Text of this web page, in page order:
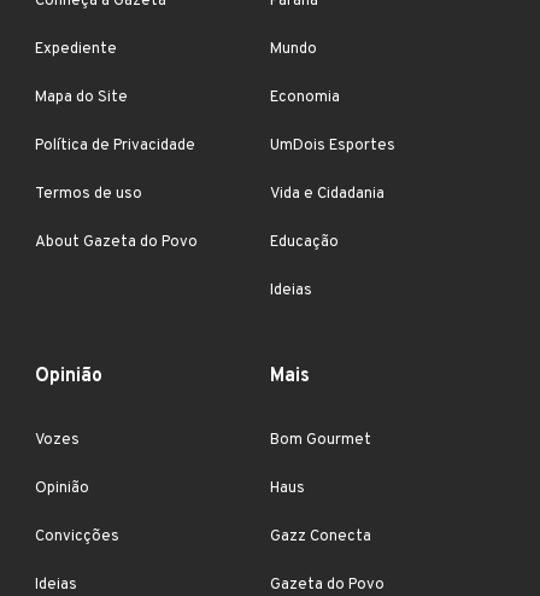
Expediente
Mapa do Site
Política de Privacidade
Termos de uso
About Gazeta do Povo
Mundo
Economia
UmDois Esportes
Vida e Cidadania
Educação
Ideias
Opinião
Vozes
Opinião
Convicções
Ideias
Mais
Bom Gourmet
Haus
Gazz Conecta
Gazeta do Povo